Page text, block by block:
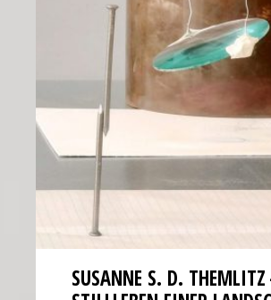
SUSANNE S. D.